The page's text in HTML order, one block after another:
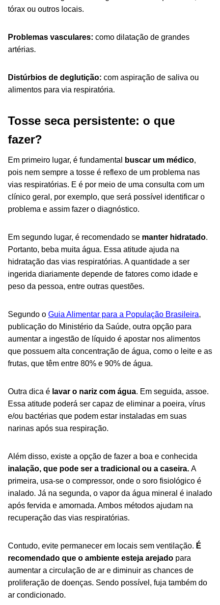
tórax ou outros locais.
Problemas vasculares: como dilatação de grandes
artérias.
Distúrbios de deglutição: com aspiração de saliva ou
alimentos para via respiratória.
Tosse seca persistente: o que
fazer?
Em primeiro lugar, é fundamental buscar um médico,
pois nem sempre a tosse é reflexo de um problema nas
vias respiratórias. E é por meio de uma consulta com um
clínico geral, por exemplo, que será possível identificar o
problema e assim fazer o diagnóstico.
Em segundo lugar, é recomendado se manter hidratado.
Portanto, beba muita água. Essa atitude ajuda na
hidratação das vias respiratórias. Aquantidade a ser
ingerida diariamente depende de fatores como idade e
peso da pessoa, entre outras questões.
Segundo o Guia Alimentar para a População Brasileira,
publicação do Ministério da Saúde, outra opção para
aumentar a ingestão de líquido é apostar nos alimentos
que possuem alta concentração de água, como o leite e as
frutas, que têm entre 80% e 90% de água.
Outra dica é lavar o nariz com água. Em seguida, assoe.
Essa atitude poderá ser capaz de eliminar a poeira, vírus
e/ou bactérias que podem estar instaladas em suas
narinas após sua respiração.
Além disso, existe a opção de fazer a boa e conhecida
inalação, que pode ser a tradicional ou a caseira. A
primeira, usa-se o compressor, onde o soro fisiológico é
inalado. Já na segunda, o vapor da água mineral é inalado
após fervida e amornada. Ambos métodos ajudam na
recuperação das vias respiratórias.
Contudo, evite permanecer em locais sem ventilação. É
recomendado que o ambiente esteja arejado para
aumentar a circulação de ar e diminuir as chances de
proliferação de doenças. Sendo possível, fuja também do
ar condicionado.